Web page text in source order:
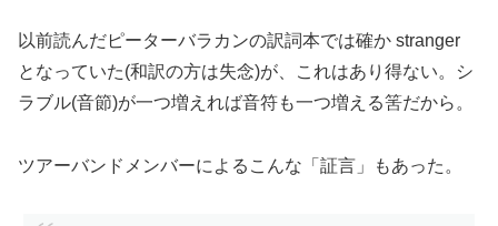
以前読んだピーターバラカンの訳詞本では確か stranger
となっていた(和訳の方は失念)が、これはあり得ない。シ
ラブル(音節)が一つ増えれば音符も一つ増える筈だから。
ツアーバンドメンバーによるこんな「証言」もあった。